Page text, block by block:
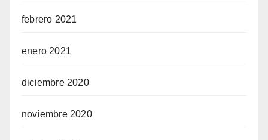
febrero 2021
enero 2021
diciembre 2020
noviembre 2020